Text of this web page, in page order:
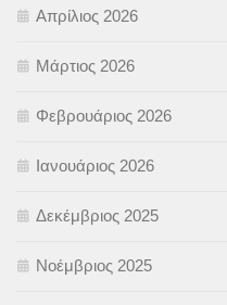
Απρίλιος 2026
Μάρτιος 2026
Φεβρουάριος 2026
Ιανουάριος 2026
Δεκέμβριος 2025
Νοέμβριος 2025